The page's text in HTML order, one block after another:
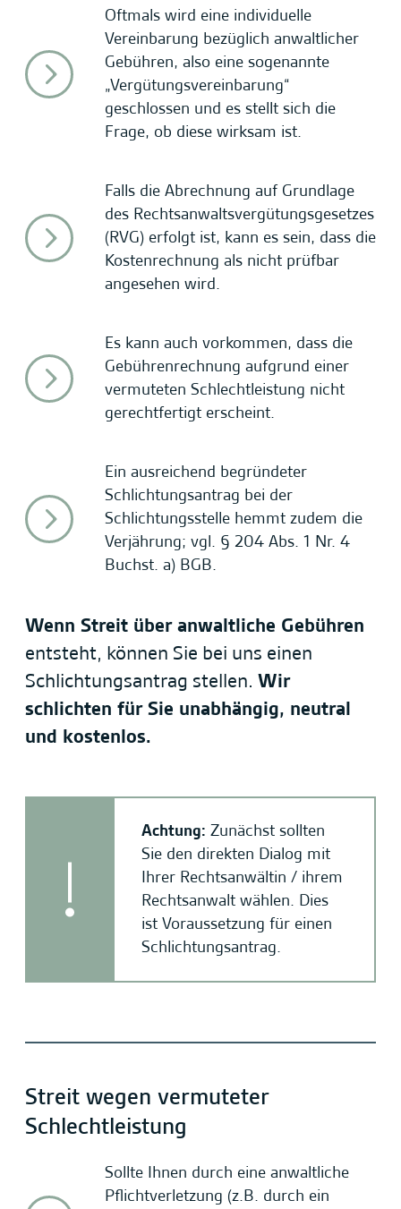
Oftmals wird eine individuelle
Vereinbarung bezüglich anwaltlicher
Gebühren, also eine sogenannte
„Vergütungsvereinbarung“
geschlossen und es stellt sich die
Frage, ob diese wirksam ist.
Falls die Abrechnung auf Grundlage
des Rechtsanwaltsvergütungsgesetzes
(RVG) erfolgt ist, kann es sein, dass die
Kostenrechnung als nicht prüfbar
angesehen wird.
Es kann auch vorkommen, dass die
Gebührenrechnung aufgrund einer
vermuteten Schlechtleistung nicht
gerechtfertigt erscheint.
Ein ausreichend begründeter
Schlichtungsantrag bei der
Schlichtungsstelle hemmt zudem die
Verjährung; vgl. § 204 Abs. 1 Nr. 4
Buchst. a) BGB.
Wenn Streit über anwaltliche Gebühren
entsteht, können Sie bei uns einen
Schlichtungsantrag stellen. Wir
schlichten für Sie unabhängig, neutral
und kostenlos.
Achtung: Zunächst sollten
Sie den direkten Dialog mit
Ihrer Rechtsanwältin / ihrem
Rechtsanwalt wählen. Dies
ist Voraussetzung für einen
Schlichtungsantrag.
Streit wegen vermuteter
Schlechtleistung
Sollte Ihnen durch eine anwaltliche
Pflichtverletzung (z.B. durch ein